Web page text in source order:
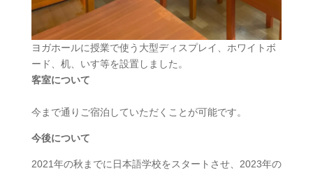
ヨガホールに授業で使う大型ディスプレイ、ホワイトボ
ード、机、いす等を設置しました。
客室について
今まで通りご宿泊していただくことが可能です。
今後について
2021年の秋までに日本語学校をスタートさせ、2023年の